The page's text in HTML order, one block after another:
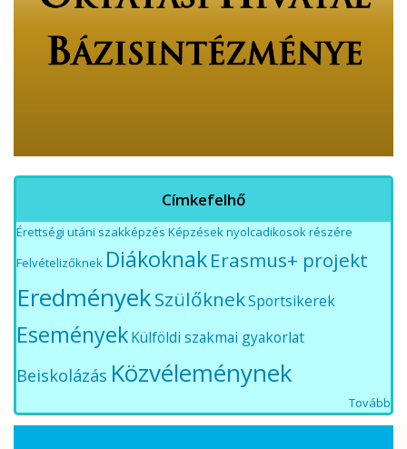
Címkefelhő
Érettségi utáni szakképzés Képzések nyolcadikosok részére
Felvételizőknek DiákoknakErasmus+ projekt
EredményekSzülőknekSportsikerek
EseményekKülföldi szakmai gyakorlat
Beiskolázás Közvéleménynek
Tovább